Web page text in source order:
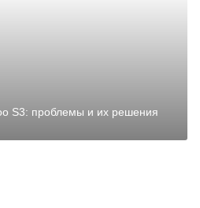
S3: проблемы и их решения